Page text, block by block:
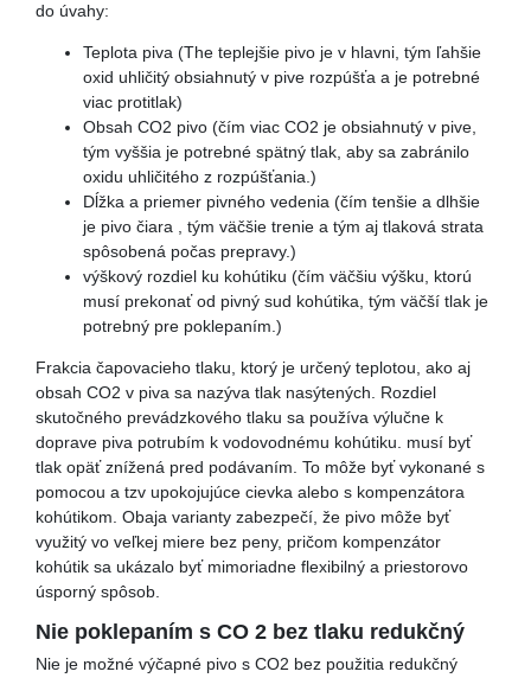
do úvahy:
Teplota piva (The teplejšie pivo je v hlavni, tým ľahšie
oxid uhličitý obsiahnutý v pive rozpúšťa a je potrebné
viac protitlak)
Obsah CO2 pivo (čím viac CO2 je obsiahnutý v pive,
tým vyššia je potrebné spätný tlak, aby sa zabránilo
oxidu uhličitého z rozpúšťania.)
Dĺžka a priemer pivného vedenia (čím tenšie a dlhšie
je pivo čiara , tým väčšie trenie a tým aj tlaková strata
spôsobená počas prepravy.)
výškový rozdiel ku kohútiku (čím väčšiu výšku, ktorú
musí prekonať od pivný sud kohútika, tým väčší tlak je
potrebný pre poklepaním.)
Frakcia čapovacieho tlaku, ktorý je určený teplotou, ako aj
obsah CO2 v piva sa nazýva tlak nasýtených. Rozdiel
skutočného prevádzkového tlaku sa používa výlučne k
doprave piva potrubím k vodovodnému kohútiku. musí byť
tlak opäť znížená pred podávaním. To môže byť vykonané s
pomocou a tzv upokojujúce cievka alebo s kompenzátora
kohútikom. Obaja varianty zabezpečí, že pivo môže byť
využitý vo veľkej miere bez peny, pričom kompenzátor
kohútik sa ukázalo byť mimoriadne flexibilný a priestorovo
úsporný spôsob.
Nie poklepaním s CO 2 bez tlaku redukčný
Nie je možné výčapné pivo s CO2 bez použitia redukčný